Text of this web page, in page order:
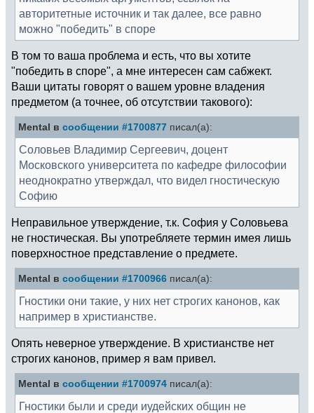
авторитетные источник и так далее, все равно
можно "победить" в споре
В том то ваша проблема и есть, что вы хотите
"победить в споре", а мне интересен сам сабжект.
Ваши цитаты говорят о вашем уровне владения
предметом (а точнее, об отсутствии такового):
Mental в сообщении #1700877 писал(а):
Соловьев Владимир Сергеевич, доцент
Московского университета по кафедре философии
неоднократно утверждал, что видел гностическую
Софию
Неправильное утверждение, т.к. София у Соловьева
не гностическая. Вы употребляете термин имея лишь
поверхностное представление о предмете.
Mental в сообщении #1700966 писал(а):
Гностики они такие, у них нет строгих канонов, как
например в христианстве.
Опять неверное утверждение. В христианстве нет
строгих канонов, пример я вам привел.
Mental в сообщении #1700974 писал(а):
Гностики были и среди иудейских общин не